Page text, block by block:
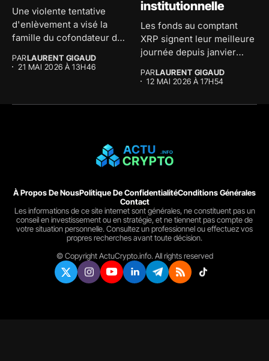
Une violente tentative
d'enlèvement a visé la
famille du cofondateur de
PARLAURENT GIGAUD
21 MAI 2026 À 13H46
institutionnelle
Les fonds au comptant
XRP signent leur meilleure
journée depuis janvier
PARLAURENT GIGAUD
12 MAI 2026 À 17H54
À Propos De NousPolitique De ConfidentialitéConditions Générales
Contact
Les informations de ce site internet sont générales, ne constituent pas un
conseil en investissement ou en stratégie, et ne tiennent pas compte de
votre situation personnelle. Consultez un professionnel ou effectuez vos
propres recherches avant toute décision.
© Copyright ActuCrypto.info. All rights reserved